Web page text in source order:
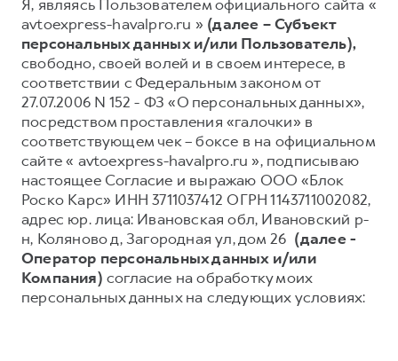
H7
от 3 799 000 ₽
H9
от 4 799 000 ₽
Тест-драйв
Трейд-ин
КРЕДИТ И СТРАХОВАНИЕ
Кредитный калькулятор
Страхование
Кредит
КОРПОРАТИВНЫМ КЛИЕНТАМ
Для малого бизнеса
СЕРВИСНОЕ ОБСЛУЖИВАНИЕ
Нулевое ТО
Программа «Помощь на дороге»
Регламенты технического обслуживания
Электронный ПТС
ПОДДЕРЖКА
GWM Безопасность
Гарантия HAVAL
Мобильное приложение GWM
О дилере
Наша команда
Контакты
Я, являясь Пользователем официального сайта «
avtoexpress-havalpro.ru » (далее – Субъект
персональных данных и/или Пользователь),
свободно, своей волей и в своем интересе, в
соответствии с Федеральным законом от
27.07.2006 N 152 - ФЗ «О персональных данных»,
посредством проставления «галочки» в
соответствующем чек – боксе в на официальном
сайте « avtoexpress-havalpro.ru », подписываю
настоящее Согласие и выражаю ООО «Блок
Роско Карс» ИНН 3711037412 ОГРН 1143711002082,
адрес юр. лица: Ивановская обл, Ивановский р-
н, Коляново д, Загородная ул, дом 26 (далее -
Оператор персональных данных и/или
Компания) согласие на обработку моих
персональных данных на следующих условиях: